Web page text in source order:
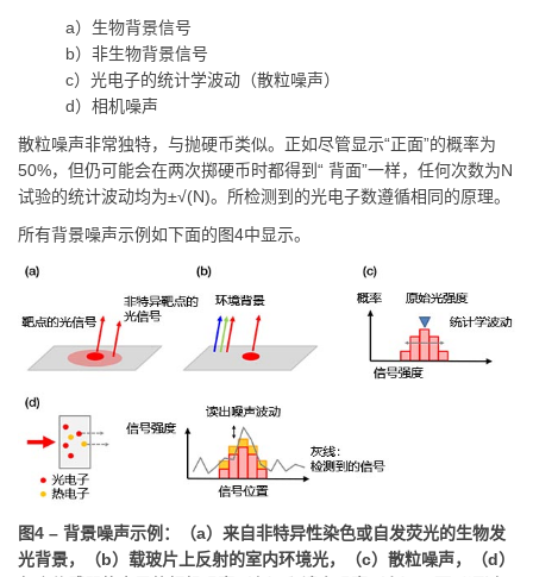
a）生物背景信号
b）非生物背景信号
c）光电子的统计学波动（散粒噪声）
d）相机噪声
散粒噪声非常独特，与抛硬币类似。正如尽管显示“正面”的概率为
50%，但仍可能会在两次掷硬币时都得到“ 背面”一样，任何次数为N
试验的统计波动均为±√(N)。所检测到的光电子数遵循相同的原理。
所有背景噪声示例如下面的图4中显示。
图4 – 背景噪声示例：（a）来自非特异性染色或自发荧光的生物发
光背景，（b）载玻片上反射的室内环境光，（c）散粒噪声，（d）